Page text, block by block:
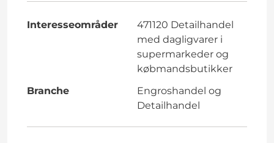
Interesseområder
471120 Detailhandel
med dagligvarer i
supermarkeder og
købmandsbutikker
Branche
Engroshandel og
Detailhandel